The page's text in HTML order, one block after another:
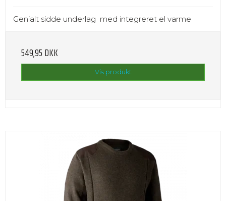
Genialt sidde underlag med integreret el varme
549,95 DKK
Vis produkt